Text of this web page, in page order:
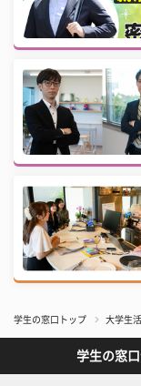
学生の窓口トップ 大学生活
学生の窓